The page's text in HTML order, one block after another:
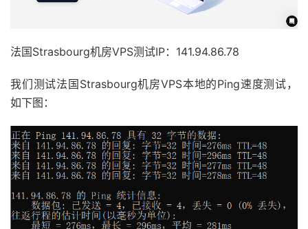
法国Strasbourg机房VPS测试IP：141.94.86.78
我们测试法国Strasbourg机房VPS本地的Ping速度测试，
如下图：